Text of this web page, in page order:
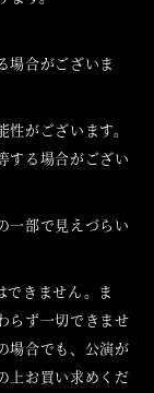
場合がございま
がございます。
する場合がござい
一部で見えづらい
できません。ま
らず一切できませ
場合でも、公演が
上お買い求めくだ